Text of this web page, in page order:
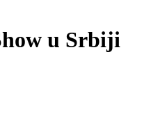
u Srbiji